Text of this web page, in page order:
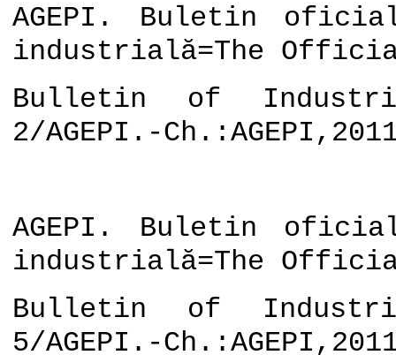
AGEPI. Buletin
industrială=The
Bulletin of
2/AGEPI.-
AGEPI. Buletin
industrială=The
Bulletin of
5/AGEPI.-